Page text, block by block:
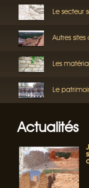
Le secteur
Autres sites
Les
Le
Actualités